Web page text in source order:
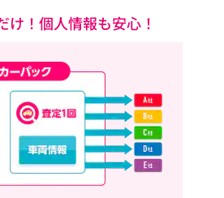
け！個人情報も安心！